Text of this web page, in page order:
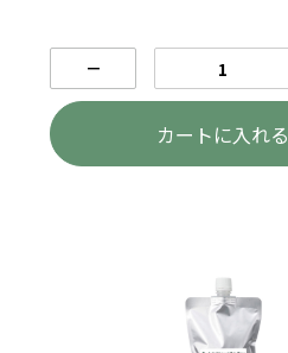
－
カートに入れる